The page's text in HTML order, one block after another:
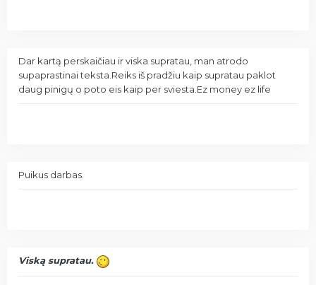
Dar kartą perskaičiau ir viska supratau, man atrodo
supaprastinai teksta.Reiks iš pradžiu kaip supratau paklot
daug pinigų o poto eis kaip per sviesta.Ez money ez life
Puikus darbas.
Viską supratau.